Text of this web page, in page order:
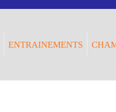
ENTRAINEMENTS